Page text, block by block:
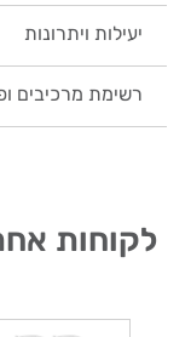
יעילות ויתרונות
רשימת מרכיבים
לקוחות